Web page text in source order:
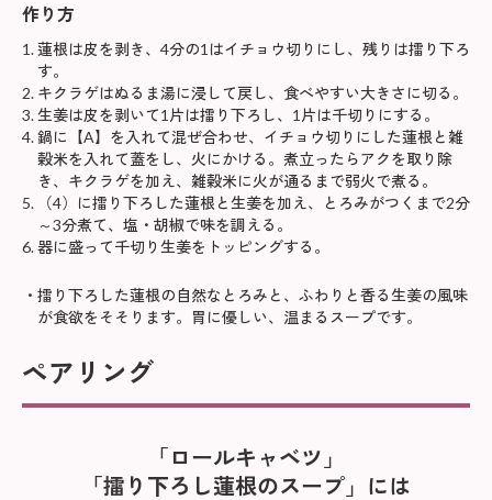
作り方
蓮根は皮を剥き、4分の1はイチョウ切りにし、残りは擂り下ろ
す。
キクラゲはぬるま湯に浸して戻し、食べやすい大きさに切る。
生姜は皮を剥いて1片は擂り下ろし、1片は千切りにする。
鍋に【A】を入れて混ぜ合わせ、イチョウ切りにした蓮根と雑
穀米を入れて蓋をし、火にかける。煮立ったらアクを取り除
き、キクラゲを加え、雑穀米に火が通るまで弱火で煮る。
（4）に擂り下ろした蓮根と生姜を加え、とろみがつくまで2分
～3分煮て、塩・胡椒で味を調える。
器に盛って千切り生姜をトッピングする。
擂り下ろした蓮根の自然なとろみと、ふわりと香る生姜の風味
が食欲をそそります。胃に優しい、温まるスープです。
ペアリング
「ロールキャベツ」
「擂り下ろし蓮根のスープ」には